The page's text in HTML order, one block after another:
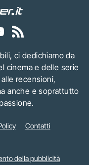
ci dedichiamo da
cinema e delle serie
recensioni,
anche e soprattutto
Contatti
della pubblicità